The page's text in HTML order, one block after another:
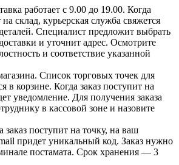
работает с 9.00 до 19.00. Когда
склад, курьерская служба свяжется
Специалист предложит выбрать
и уточнит адрес. Осмотрите
и соответствие указанной
Список торговых точек для
в корзине. Когда заказ поступит на
уведомление. Для получения заказа
в кассовой зоне и назовите
заказ поступит на точку, на ваш
придет уникальный код. Заказ нужно
постамата. Срок хранения — 3